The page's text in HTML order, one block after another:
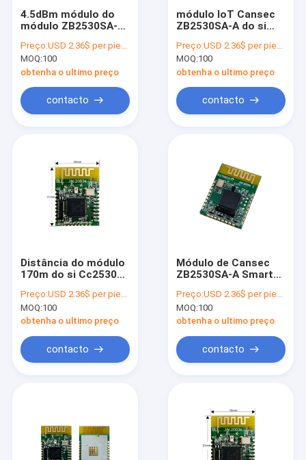
Sobre nós
4.5dBm módulo do
módulo ZB2530SA-A
CC2530 Zigbee
Preço:USD 2.36$ per piece
MOQ:100
obtenha o ultimo preço
contacto
módulo IoT Cansec
ZB2530SA-A do si
4.5dBm 1uA
Preço:USD 2.36$ per piece
MOQ:100
obtenha o ultimo preço
contacto
Distância do módulo
170m do si Cc2530
Preço:USD 2.36$ per piece
MOQ:100
obtenha o ultimo preço
contacto
Módulo de Cansec
ZB2530SA-A Smart
o fechamento
esperto
Preço:USD 2.36$ per piece
MOQ:100
obtenha o ultimo preço
contacto